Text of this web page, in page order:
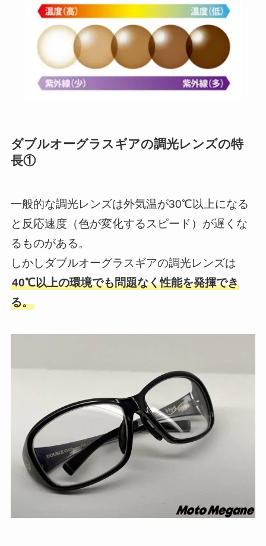
ダブルオーグラスギアの調光レンズの特
長①
一般的な調光レンズは外気温が30℃以上になる
と反応速度（色が変化するスピード）が遅くな
るものがある。
しかしダブルオーグラスギアの調光レンズは
40℃以上の環境でも問題なく性能を発揮でき
る。